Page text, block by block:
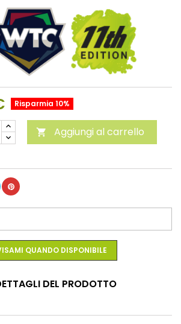
Risparmia 10%
 Aggiungi al carrello
QUANDO DISPONIBILE
DEL PRODOTTO